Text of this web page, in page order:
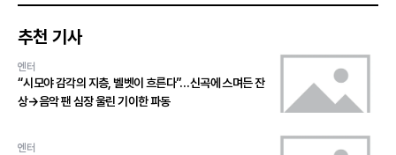
추천 기사
엔터
“시모야 감각의 지층, 벨벳이 흐른다”…신곡에 스며든 잔
상→음악 팬 심장 울린 기이한 파동
엔터